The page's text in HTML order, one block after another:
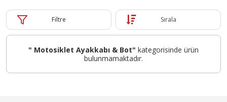
Filtre Sırala
" Motosiklet Ayakkabı & Bot" kategorisinde ürün
bulunmamaktadır.